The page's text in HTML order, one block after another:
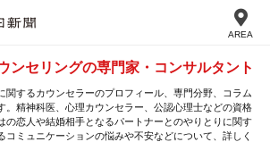
AREA
ンセリングの専門家・コンサルタント
関するカウンセラーのプロフィール、専門分野、コラム
。精神科医、心理カウンセラー、公認心理士などの資格
の恋人や結婚相手となるパートナーとのやりとりに関す
コミュニケーションの悩みや不安などについて、詳しく